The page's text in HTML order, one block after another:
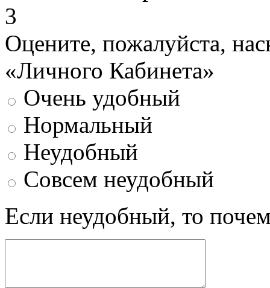
3
Оцените, пожалуйста,
«Личного Кабинета»
Очень удобный
Нормальный
Неудобный
Совсем неудобный
Если неудобный, то